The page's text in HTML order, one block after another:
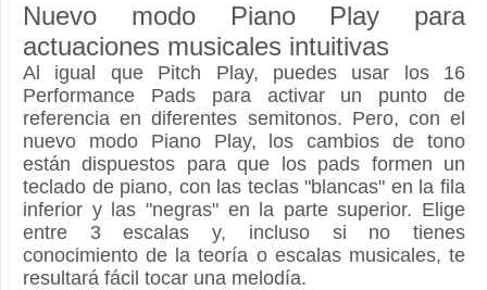
Nuevo modo Piano Play para
actuaciones musicales intuitivas
Al igual que Pitch Play, puedes usar los 16
Performance Pads para activar un punto de
referencia en diferentes semitonos. Pero, con el
nuevo modo Piano Play, los cambios de tono
están dispuestos para que los pads formen un
teclado de piano, con las teclas "blancas" en la fila
inferior y las "negras" en la parte superior. Elige
entre 3 escalas y, incluso si no tienes
conocimiento de la teoría o escalas musicales, te
resultará fácil tocar una melodía.